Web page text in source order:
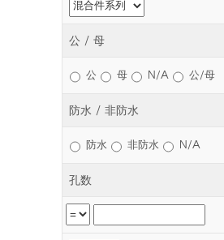
公 / 母
公 母 N/A 公/母
防水 / 非防水
防水 非防水 N/A
孔数